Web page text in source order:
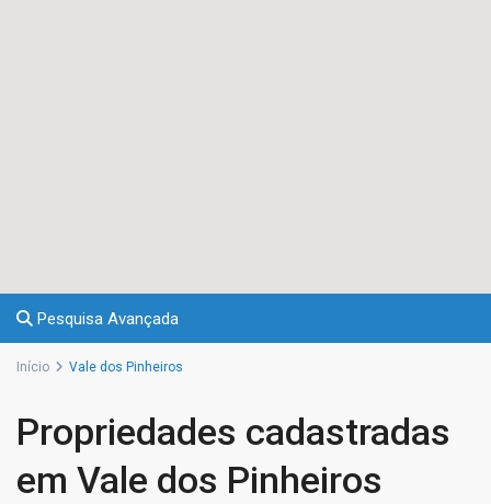
Pesquisa Avançada
Início Vale dos Pinheiros
Propriedades cadastradas
em Vale dos Pinheiros